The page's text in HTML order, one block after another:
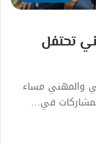
تحتفل
والمهني مساء
في…